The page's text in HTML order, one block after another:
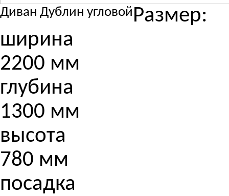
Диван Дублин угловойРазмер:
ширина
2200 мм
глубина
1300 мм
высота
780 мм
посадка